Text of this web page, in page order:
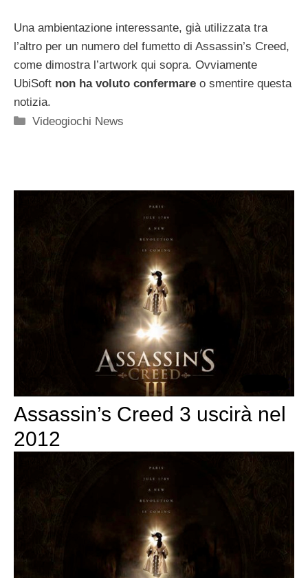
Una ambientazione interessante, già utilizzata tra
l’altro per un numero del fumetto di Assassin’s Creed,
come dimostra l’artwork qui sopra. Ovviamente
UbiSoft non ha voluto confermare o smentire questa
notizia.
Categorie
Videogiochi News
Assassin’s Creed 3 uscirà nel
2012